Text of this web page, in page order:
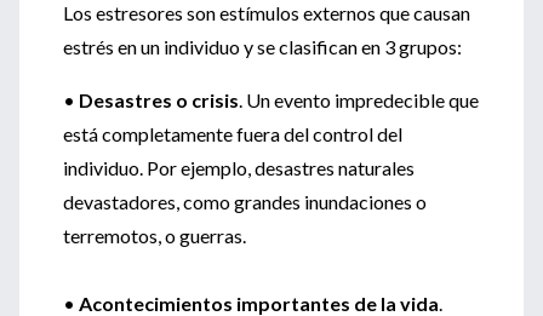
Los estresores son estímulos externos que causan
estrés en un individuo y se clasifican en 3 grupos:
• Desastres o crisis. Un evento impredecible que
está completamente fuera del control del
individuo. Por ejemplo, desastres naturales
devastadores, como grandes inundaciones o
terremotos, o guerras.
• Acontecimientos importantes de la vida.